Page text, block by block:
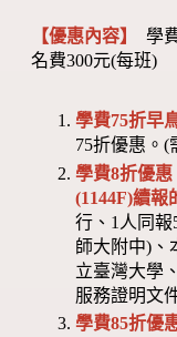
【優惠內容】
學
名費300元(每班)
學費75折早
75折優惠。(
學費8折優惠
(1144F)續報
行、1人同
師大附中)、
立臺灣大學
服務證明文
學費85折優